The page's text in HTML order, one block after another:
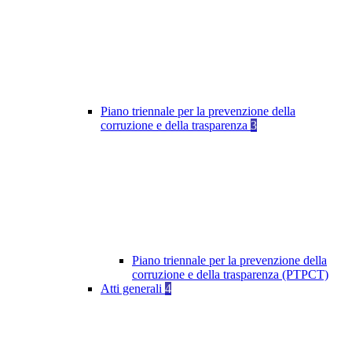
Piano triennale per la prevenzione della
corruzione e della trasparenza 3
Piano triennale per la prevenzione della
corruzione e della trasparenza (PTPCT)
Atti generali 4